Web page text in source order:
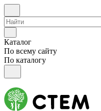
Каталог
По всему сайту
По каталогу